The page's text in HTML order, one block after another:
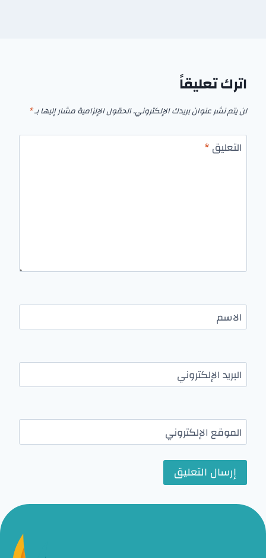
اترك تعليقاً
لن يتم نشر عنوان بريدك الإلكتروني.الحقول الإلزامية مشار إليها بـ*
التعليق*
الاسم
البريد الإلكتروني
الموقع الإلكتروني